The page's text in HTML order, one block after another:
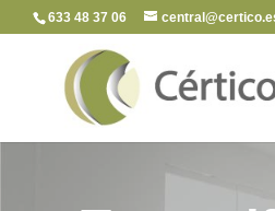
633 48 37 06